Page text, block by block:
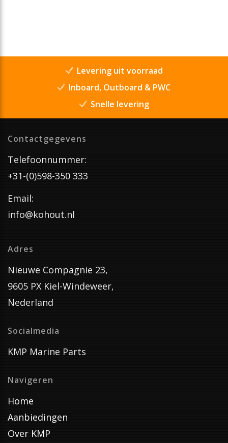
Levering uit voorraad
Inboard, Outboard & PWC
Snelle levering
Contactgegevens
Telefoonnummer:
+31-(0)598-350 333
Email:
info@kohout.nl
Adres
Nieuwe Compagnie 23,
9605 PX Kiel-Windeweer,
Nederland
Socialmedia
KMP Marine Parts
Navigeren
Home
Aanbiedingen
Over KMP